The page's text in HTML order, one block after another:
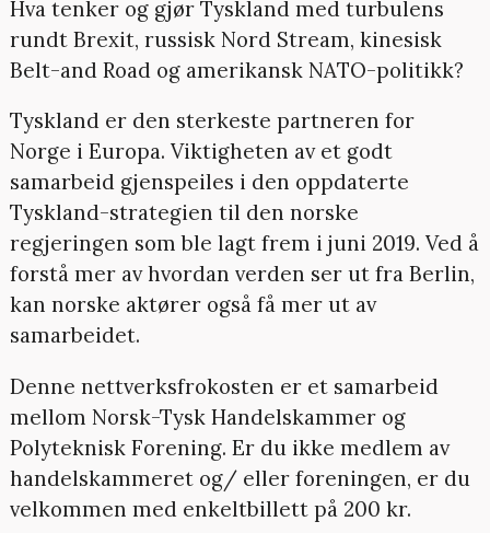
Hva tenker og gjør Tyskland med turbulens
rundt Brexit, russisk Nord Stream, kinesisk
Belt-and Road og amerikansk NATO-politikk?
Tyskland er den sterkeste partneren for
Norge i Europa. Viktigheten av et godt
samarbeid gjenspeiles i den oppdaterte
Tyskland-strategien til den norske
regjeringen som ble lagt frem i juni 2019. Ved å
forstå mer av hvordan verden ser ut fra Berlin,
kan norske aktører også få mer ut av
samarbeidet.
Denne nettverksfrokosten er et samarbeid
mellom Norsk-Tysk Handelskammer og
Polyteknisk Forening. Er du ikke medlem av
handelskammeret og/ eller foreningen, er du
velkommen med enkeltbillett på 200 kr.